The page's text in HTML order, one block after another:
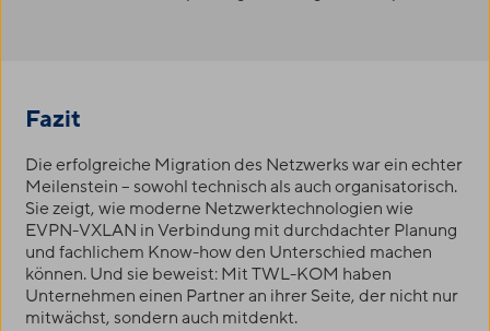
Fazit
Die erfolgreiche Migration des Netzwerks war ein echter
Meilenstein – sowohl technisch als auch organisatorisch.
Sie zeigt, wie moderne Netzwerktechnologien wie
EVPN-VXLAN in Verbindung mit durchdachter Planung
und fachlichem Know-how den Unterschied machen
können. Und sie beweist: MitTWL-KOM haben
Unternehmen einen Partner an ihrer Seite, der nicht nur
mitwächst, sondern auch mitdenkt.